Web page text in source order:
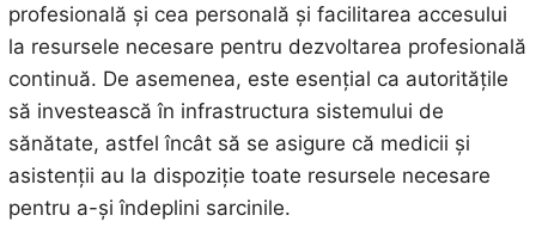
profesională și cea personală și facilitarea accesului
la resursele necesare pentru dezvoltarea profesională
continuă. De asemenea, este esențial ca autoritățile
să investească în infrastructura sistemului de
sănătate, astfel încât să se asigure că medicii și
asistenții au la dispoziție toate resursele necesare
pentru a-și îndeplini sarcinile.